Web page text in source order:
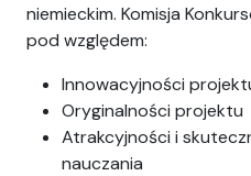
niemieckim. Komisja
pod względem:
Innowacyjności
Oryginalności projektu
Atrakcyjności i
nauczania